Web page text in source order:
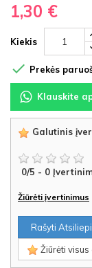
1,30 €
Kiekis
 Prekės
Klauskite
Galutinis
0/5 - 0
Žiūrėti įvertinimus
Rašyti
Žiūrėti